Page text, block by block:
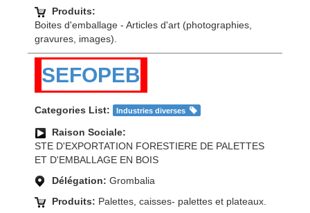
Produits:
Boites d'emballage - Articles d'art (photographies,
gravures, images).
SEFOPEB
Categories List: Industries diverses
Raison Sociale:
STE D'EXPORTATION FORESTIERE DE PALETTES
ET D'EMBALLAGE EN BOIS
Délégation: Grombalia
Produits: Palettes, caisses- palettes et plateaux.